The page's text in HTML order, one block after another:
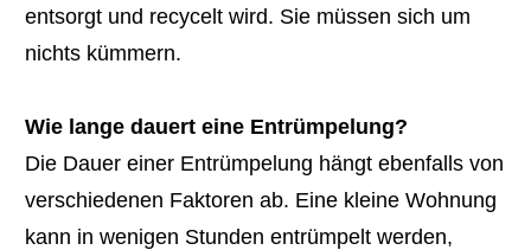
entsorgt und recycelt wird. Sie müssen sich um
nichts kümmern.
Wie lange dauert eine Entrümpelung?
Die Dauer einer Entrümpelung hängt ebenfalls von
verschiedenen Faktoren ab. Eine kleine Wohnung
kann in wenigen Stunden entrümpelt werden,